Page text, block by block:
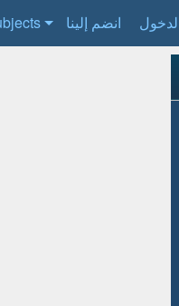
انضم إلينا